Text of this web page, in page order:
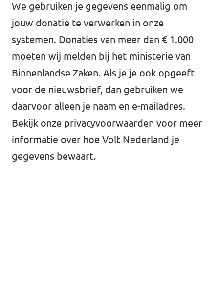
We gebruiken je gegevens eenmalig om
jouw donatie te verwerken in onze
systemen. Donaties van meer dan € 1.000
moeten wij melden bij het ministerie van
Binnenlandse Zaken. Als je je ook opgeeft
voor de nieuwsbrief, dan gebruiken we
daarvoor alleen je naam en e-mailadres.
Bekijk onze privacyvoorwaarden voor meer
informatie over hoe Volt Nederland je
gegevens bewaart.